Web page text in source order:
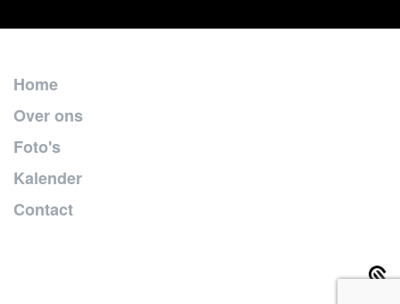
Home
Over ons
Foto's
Kalender
Contact